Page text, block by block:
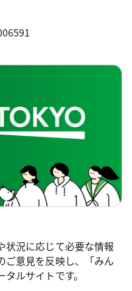
状況に応じて必要な情報
ご意見を反映し、「みん
ルサイトです。